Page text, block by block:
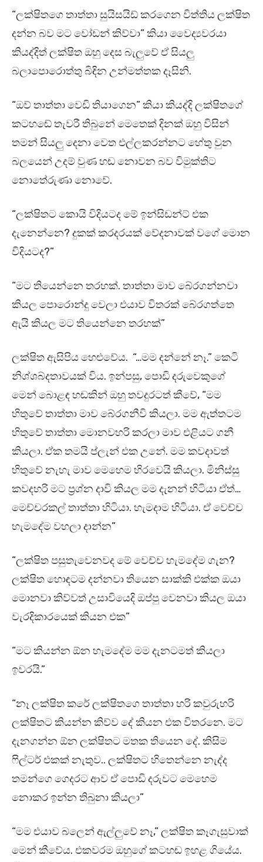
“ලක්ෂිතගෙ තාත්තා සුයිසයිඩ් කරගෙන විත්තිය ලක්ෂිත
දන්න බව මට වෝඩන් කිව්වා” කියා වෛද්‍යවරයා
කියද්දිත් ලක්ෂිත ඔහු දෙස බැලුවේ ඒ සියලු
බලාපොරොත්තු බිඳින උන්මත්තක දෑසිනි.
“ඔව් තාත්තා වෙඩි තියාගෙන” කියා කියද්දි ලක්ෂිතගේ
කටහඬේ තැවරී තිබුනේ මෙතෙක් දිනක් ඔහු විසින්
තමන් සියලු දෙනා වෙත එල්ලකරන්නට හේතු වුන
බලයෙන් උදම් වුණ හඬ නොවන බව විමුක්තිට
නොතේරුණා නොවේ.
“ලක්ෂිතට කොයි විදියටද මේ ඉන්සිඩන්ට් එක
දැනෙන්නෙ? දුකක් කරදරයක් වේදනාවක් වගේ මොන
විදියටද?”
“මට තියෙන්නෙ තරහක්. තාත්තා මාව බේරගන්නවා
කියල පොරොන්දු වෙලා එයාව විතරක් බේරගත්තෙ
ඇයි කියල මට තියෙන්නෙ තරහක්”
ලක්ෂිත ඇසිපිය හෙළුවේය. “…මම දන්නේ නෑ.” කෙටි
නිශ්ශබ්දතාවයක් විය. ඉන්පසු, පොඩි දරුවෙකුගේ
මෙන් බොළඳ හඬකින් ඔහු තවදුරටත් කීවේ, “මම
හිතුවේ තාත්තා මාව බේරගනීවි කියලා. මම ඇත්තටම
හිතුවේ තාත්තා මොනවහරි කරලා මාව එළියට ගනී
කියලා. ඒක තමයි ප්ලැන් එක උනේ. මම කවදාවත්
හිතුවේ නැහැ මාව මෙහෙම හිරවෙයි කියලා. මිනිස්සු
කවදහරි මට ප්‍රශ්න දාවි කියල මම දැනන් හිටියා ඒත්…
මෙච්චරකල් තාත්තා හිටියා. හැමදාම හිටියා. ඒ වෙච්ච
හැමදේම වහලා දාන්න”
“ලක්ෂිත පසුතැවෙනවද මේ වෙච්ච හැමදේම ගැන?
ලක්ෂිත හොඳටම දන්නවා තියෙන සාක්කි එක්ක ඔයා
මොනවා කිව්වත් උසාවියෙදි ඔප්පු වෙනවා කියල ඔයා
වැරදිකාරයෙක් කියන එක”
“මට කියන්න ඕන හැමදේම මම දැනටමත් කියලා
ඉවරයි.”
“නෑ ලක්ෂිත කරේ ලක්ෂිතගෙ තාත්තා හරි කවුරුහරි
ලක්ෂිතට කියන්න කිව්ව දේ කියන එක විතරනෙ. මට
දැනගන්න ඕන ලක්ෂිතට මතක තියෙන දේ. කිසිම
ෆිල්ටර් එකක් නැතුව.. ලක්ෂිතට හිතෙන්නෙ නැද්ද
තමන්ගෙ ගෙදරට ආව ඒ පොඩි දරුවට මෙහෙම
නොකර ඉන්න තිබුනා කියලා”
“මම එයාව බලෙන් ඇල්ලුවේ නෑ,” ලක්ෂිත කෑගැසුවාක්
මෙන් කීවේය. එකවරම ඔහුගේ කටහඬ ඉහළ ගියේය.